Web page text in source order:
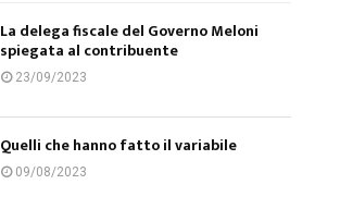
La delega fiscale del Governo Meloni
spiegata al contribuente
23/09/2023
Quelli che hanno fatto il variabile
09/08/2023